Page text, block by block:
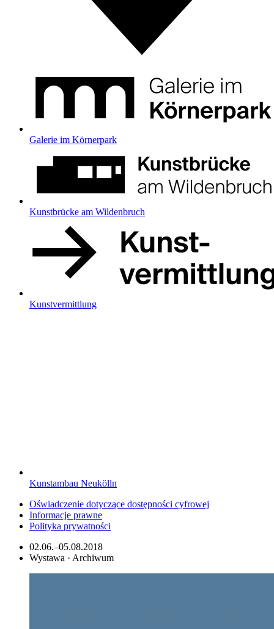
Galerie im Körnerpark
Kunstbrücke am Wildenbruch
Kunstvermittlung
Kunstambau Neukölln
Oświadczenie dotyczące dostępności cyfrowej
Informacje prawne
Polityka prywatności
02.06.–05.08.2018
Wystawa · Archiwum